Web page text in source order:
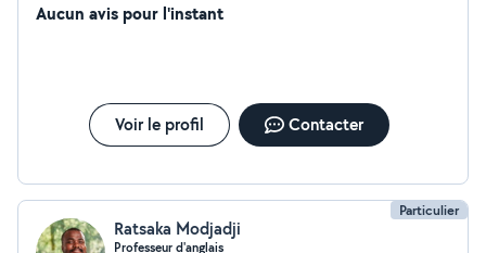
Aucun avis pour l'instant
Voir le profil Contacter
Particulier
Ratsaka Modjadji
Professeur d'anglais